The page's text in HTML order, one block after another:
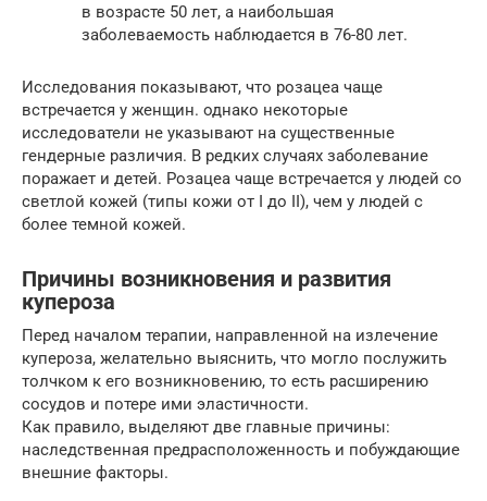
в возрасте 50 лет, а наибольшая
заболеваемость наблюдается в 76-80 лет.
Исследования показывают, что розацеа чаще
встречается у женщин. однако некоторые
исследователи не указывают на существенные
гендерные различия. В редких случаях заболевание
поражает и детей. Розацеа чаще встречается у людей со
светлой кожей (типы кожи от I до II), чем у людей с
более темной кожей.
Причины возникновения и развития
купероза
Перед началом терапии, направленной на излечение
купероза, желательно выяснить, что могло послужить
толчком к его возникновению, то есть расширению
сосудов и потере ими эластичности.
Как правило, выделяют две главные причины:
наследственная предрасположенность и побуждающие
внешние факторы.